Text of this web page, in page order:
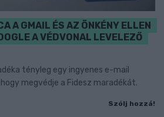
A GMAIL ÉS AZ ÖNKÉNY ELLEN
A VÉDVONAL LEVELEZŐ
tényleg egy ingyenes e-mail
megvédje a Fidesz maradékát.
Szólj hozzá!